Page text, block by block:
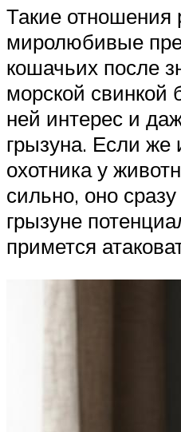
Такие отношения
миролюбивые
кошачьих после
морской свинкой
ней интерес и
грызуна. Если же
охотника у
сильно, оно
грызуне
примется